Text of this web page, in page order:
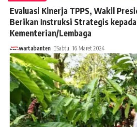
Evaluasi Kinerja TPPS, Wakil
Berikan Instruksi Strategis kepada
Kementerian/Lembaga
wartabanten Sabtu, 16 Maret 2024